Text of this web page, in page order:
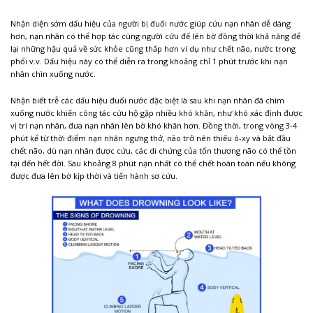
Nhận diện sớm dấu hiệu của người bị đuối nước giúp cứu nạn nhân dễ dàng
hơn, nạn nhân có thể hợp tác cùng người cứu để lên bờ đồng thời khả năng để
lại những hậu quả về sức khỏe cũng thấp hơn ví dụ như chết não, nước trong
phổi v.v. Dấu hiệu này có thể diễn ra trong khoảng chỉ 1 phút trước khi nạn
nhân chìn xuống nước.
Nhận biết trễ các dấu hiệu đuối nước đặc biệt là sau khi nạn nhân đã chìm
xuống nước khiến công tác cứu hộ gặp nhiều khó khăn, như khó xác định được
vị trí nạn nhân, đưa nạn nhân lên bờ khó khăn hơn. Đồng thời, trong vòng 3-4
phút kể từ thời điểm nạn nhân ngưng thở, não trở nên thiếu ô-xy và bắt đầu
chết não, dù nạn nhân được cứu, các di chứng của tổn thương não có thể tồn
tại đến hết đời. Sau khoảng 8 phút nạn nhất có thể chết hoàn toàn nếu không
được đưa lên bờ kịp thời và tiến hành sơ cứu.